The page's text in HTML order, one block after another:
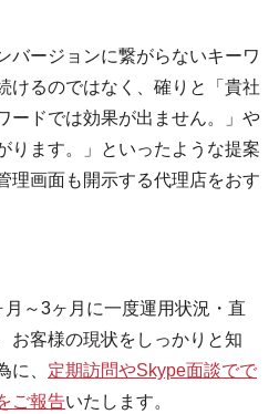
バージョンに繋がらないキーワ
けるのではなく、確りと「貴社
ードでは効果が出ません。」や
ります。」といったような提案
理画面も開示する代理店をおす
～3ヶ月に一度運用状況・直
お客様の現状をしっかりと知
に、 定期訪問やSkype面談でで
ご報告いたします。